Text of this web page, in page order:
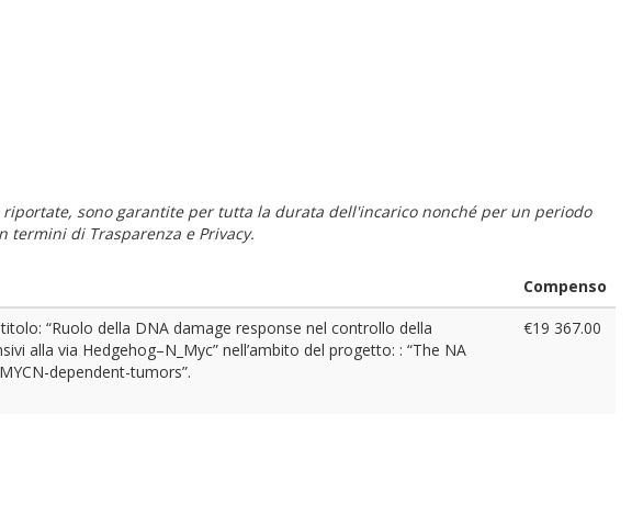
sono garantite per tutta la durata dell'incarico nonché per un periodo
di Trasparenza e Privacy.
Compenso
“Ruolo della DNA damage response nel controllo della
alla via Hedgehog–N_Myc” nell’ambito del progetto: : “The NA
dependent-tumors”.
€19 367.00